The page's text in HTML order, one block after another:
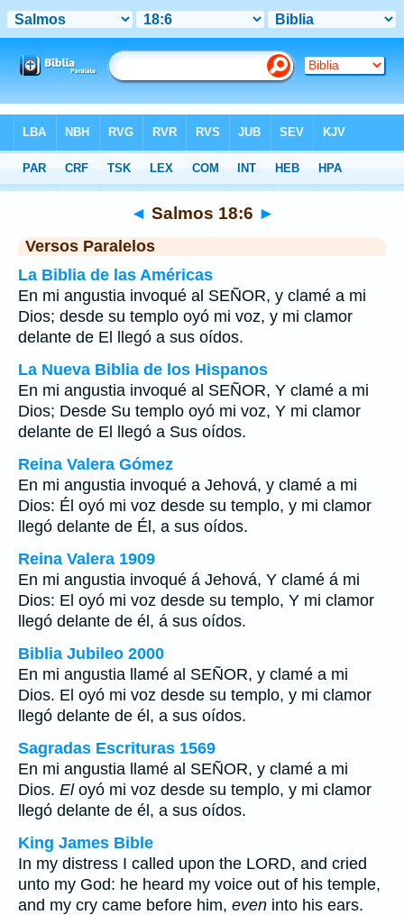
>Salmos Capítulo 18 > Verso 6
◄ Salmos 18:6 ►
Versos Paralelos
La Biblia de las Américas
En mi angustia invoqué al SEÑOR, y clamé a mi
Dios; desde su templo oyó mi voz, y mi clamor
delante de El llegó a sus oídos.
La Nueva Biblia de los Hispanos
En mi angustia invoqué al SEÑOR, Y clamé a mi
Dios; Desde Su templo oyó mi voz, Y mi clamor
delante de El llegó a Sus oídos.
Reina Valera Gómez
En mi angustia invoqué a Jehová, y clamé a mi
Dios: Él oyó mi voz desde su templo, y mi clamor
llegó delante de Él, a sus oídos.
Reina Valera 1909
En mi angustia invoqué á Jehová, Y clamé á mi
Dios: El oyó mi voz desde su templo, Y mi clamor
llegó delante de él, á sus oídos.
Biblia Jubileo 2000
En mi angustia llamé al SEÑOR, y clamé a mi
Dios. El oyó mi voz desde su templo, y mi clamor
llegó delante de él, a sus oídos.
Sagradas Escrituras 1569
En mi angustia llamé al SEÑOR, y clamé a mi
Dios. Eloyó mi voz desde su templo, y mi clamor
llegó delante de él, a sus oídos.
King James Bible
In my distress I called upon the LORD, and cried
unto my God: he heard my voice out of his temple,
and my cry came before him, even into his ears.